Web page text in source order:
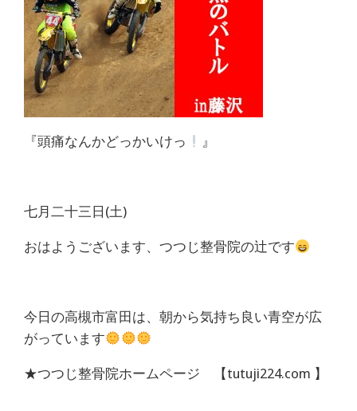
体
肩
こ
り
痛
坐
神
経
痛
『頭痛なんかどっかいけっ 』
七月二十三日(土)
おはようございます、つつじ整骨院の辻です
今日の高槻市富田は、朝から気持ち良い青空が広
がっています
★つつじ整骨院ホームページ 【tutuji224.com 】